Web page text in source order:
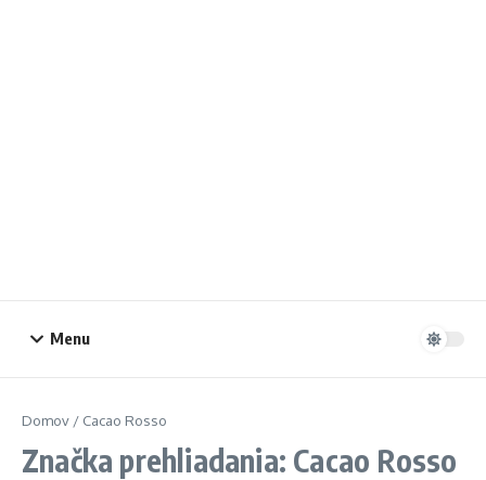
Menu
Domov / Cacao Rosso
Značka prehliadania: Cacao Rosso